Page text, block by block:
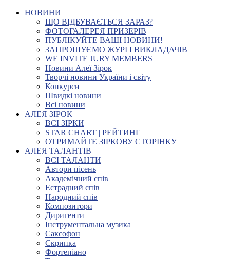
НОВИНИ
ЩО ВІДБУВАЄТЬСЯ ЗАРАЗ?
ФОТОГАЛЕРЕЯ ПРИЗЕРІВ
ПУБЛІКУЙТЕ ВАШІ НОВИНИ!
ЗАПРОШУЄМО ЖУРІ І ВИКЛАДАЧІВ
WE INVITE JURY MEMBERS
Новини Алеї Зірок
Творчі новини України і світу
Конкурси
Швидкі новини
Всі новини
АЛЕЯ ЗІРОК
ВСІ ЗІРКИ
STAR CHART | РЕЙТИНГ
ОТРИМАЙТЕ ЗІРКОВУ СТОРІНКУ
АЛЕЯ ТАЛАНТІВ
ВСІ ТАЛАНТИ
Автори пісень
Академічний спів
Естрадний спів
Народний спів
Композитори
Диригенти
Інструментальна музика
Саксофон
Скрипка
Фортепіано